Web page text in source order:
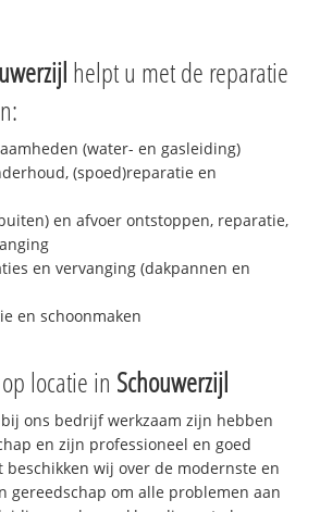
helpt u met de reparatie
(water- en gasleiding)
(spoed)reparatie en
en afvoer ontstoppen, reparatie,
en vervanging (dakpannen en
en schoonmaken
locatie in Schouwerzijl
ons bedrijf werkzaam zijn hebben
en zijn professioneel en goed
beschikken wij over de modernste en
gereedschap om alle problemen aan